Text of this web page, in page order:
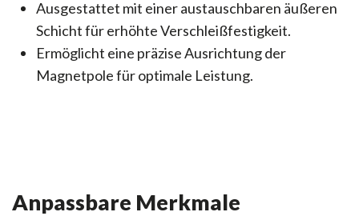
Ausgestattet mit einer austauschbaren äußeren
Schicht für erhöhte Verschleißfestigkeit.
Ermöglicht eine präzise Ausrichtung der
Magnetpole für optimale Leistung.
Anpassbare Merkmale